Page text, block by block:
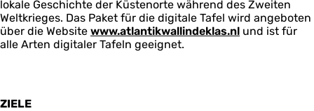
lokale Geschichte der Küstenorte während des Zweiten
Weltkrieges. Das Paket für die digitale Tafel wird angeboten
über die Website www.atlantikwallindeklas.nl und ist für
alle Arten digitaler Tafeln geeignet.
ZIELE